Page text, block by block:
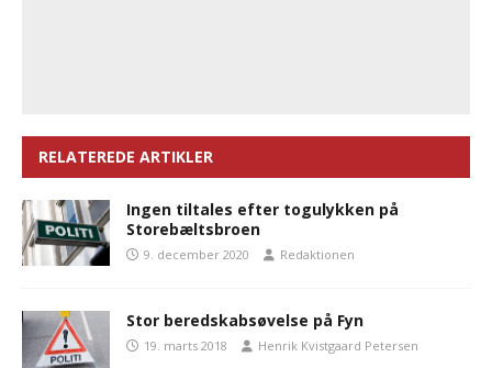
RELATEREDE ARTIKLER
Ingen tiltales efter togulykken på
Storebæltsbroen
9. december 2020 Redaktionen
Stor beredskabsøvelse på Fyn
19. marts 2018 Henrik Kvistgaard Petersen